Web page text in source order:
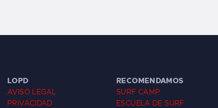
LOPD
AVISO LEGAL
PRIVACIDAD
RECOMENDAMOS
SURF CAMP
ESCUELA DE SURF